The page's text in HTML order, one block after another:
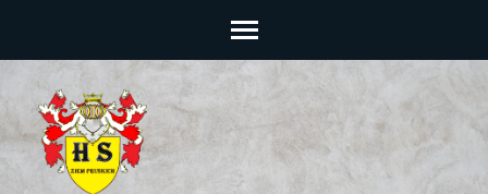
(Press
Enter)